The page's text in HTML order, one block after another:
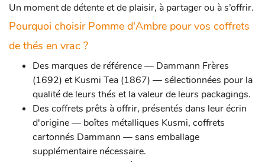
Un moment de détente et de plaisir, à partager ou à s’offrir.
Pourquoi choisir Pomme d'Ambre pour vos coffrets
de thés en vrac ?
Des marques de référence — Dammann Frères
(1692) et Kusmi Tea (1867) — sélectionnées pour la
qualité de leurs thés et la valeur de leurs packagings.
Des coffrets prêts à offrir, présentés dans leur écrin
d'origine — boîtes métalliques Kusmi, coffrets
cartonnés Dammann — sans emballage
supplémentaire nécessaire.